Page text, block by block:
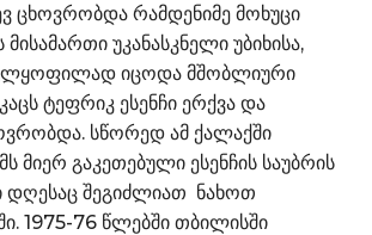
ცხოვრობდა რამდენიმე მოხუცი
მისამართი უკანასკნელი უბიხისა,
იცოდა მშობლიური
ტეფრიკ ესენჩი ერქვა და
სწორედ ამ ქალაქში
მიერ გაკეთებული ესენჩის საუბრის
დღესაც შეგიძლიათ ნახოთ
1975-76 წლებში თბილისში